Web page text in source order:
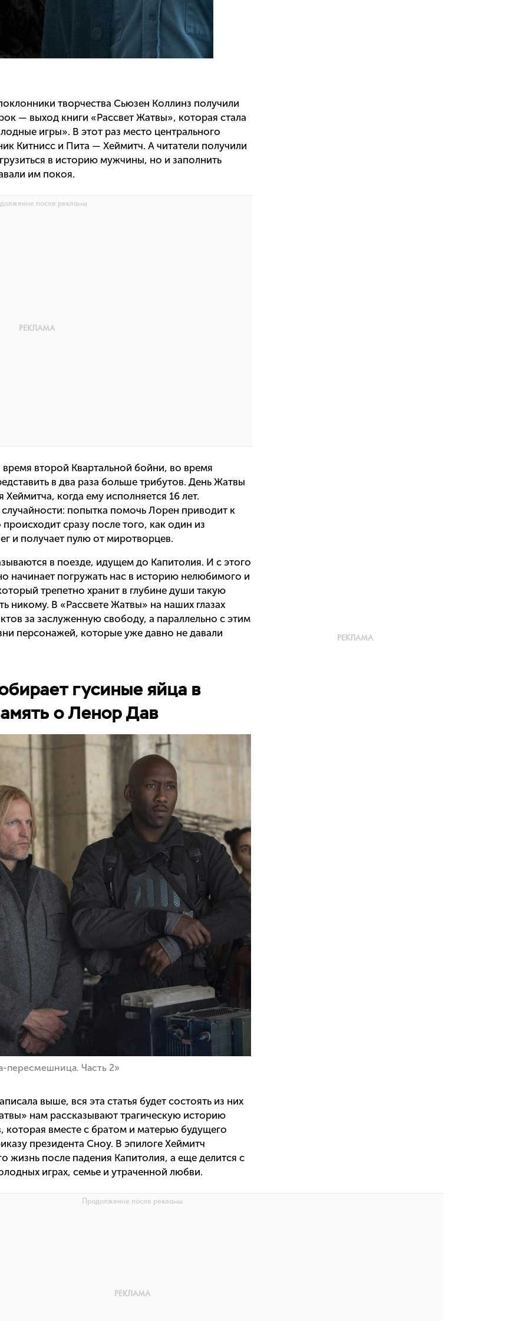
творчества Сьюзен Коллинз получили
— выход книги «Рассвет Жатвы», которая стала
игры». В этот раз место центрального
Китнисс и Пита — Хеймитч. А читатели получили
в историю мужчины, но и заполнить
им покоя.
второй Квартальной бойни, во время
в два раза больше трибутов. День Жатвы
когда ему исполняется 16 лет.
попытка помочь Лорен приводит к
сразу после того, как один из
и получает пулю от миротворцев.
в поезде, идущем до Капитолия. И с этого
начинает погружать нас в историю нелюбимого и
трепетно хранит в глубине души такую
никому. В «Рассвете Жатвы» на наших глазах
за заслуженную свободу, а параллельно с этим
персонажей, которые уже давно не давали
гусиные яйца в
о Ленор Дав
пересмешница. Часть 2»
выше, вся эта статья будет состоять из них
нам рассказывают трагическую историю
вместе с братом и матерью будущего
президента Сноу. В эпилоге Хеймитч
жизнь после падения Капитолия, а еще делится с
играх, семье и утраченной любви.